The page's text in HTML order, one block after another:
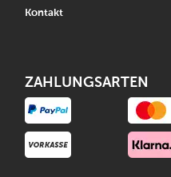
Kontakt
ZAHLUNGSARTEN